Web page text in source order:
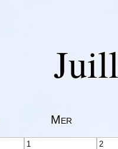
Mer
1 2